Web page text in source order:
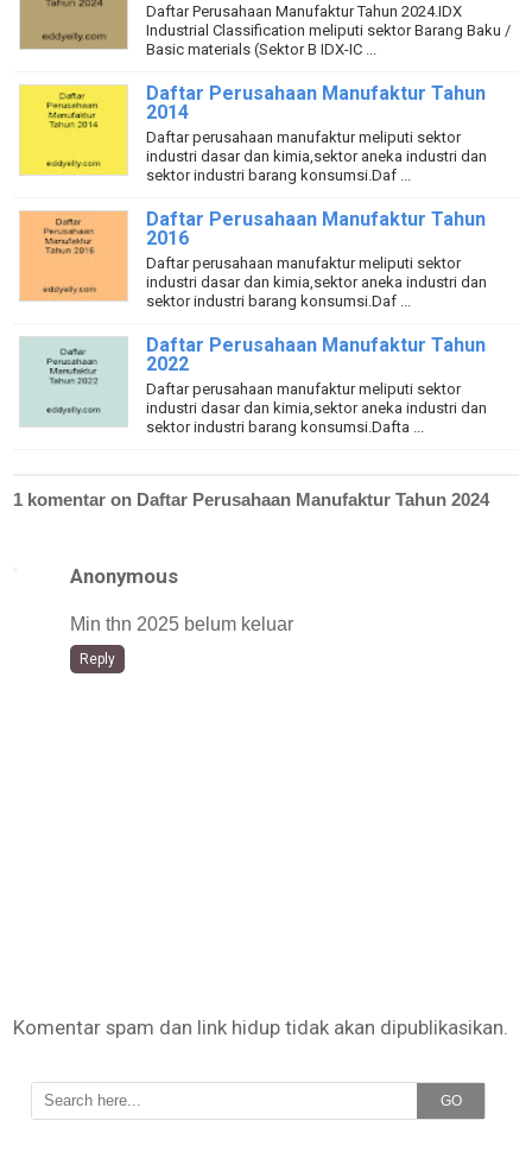
Daftar Perusahaan Manufaktur Tahun 2024.IDX
Industrial Classification meliputi sektor Barang Baku /
Basic materials (Sektor B IDX-IC ...
Daftar Perusahaan Manufaktur Tahun
2014
Daftar perusahaan manufaktur meliputi sektor
industri dasar dan kimia,sektor aneka industri dan
sektor industri barang konsumsi.Daf ...
Daftar Perusahaan Manufaktur Tahun
2016
Daftar perusahaan manufaktur meliputi sektor
industri dasar dan kimia,sektor aneka industri dan
sektor industri barang konsumsi.Daf ...
Daftar Perusahaan Manufaktur Tahun
2022
Daftar perusahaan manufaktur meliputi sektor
industri dasar dan kimia,sektor aneka industri dan
sektor industri barang konsumsi.Dafta ...
1 komentar on Daftar Perusahaan Manufaktur Tahun 2024
Anonymous
Min thn 2025 belum keluar
Reply
Komentar spam dan link hidup tidak akan dipublikasikan.
GO